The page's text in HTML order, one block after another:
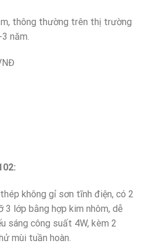
thông thường trên thị trường
năm.
không gỉ sơn tĩnh điện, có 2
3 lớp bằng hợp kim nhôm, dễ
sáng công suất 4W, kèm 2
mùi tuần hoàn.